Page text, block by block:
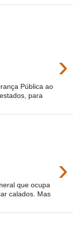
›
Pública ao
para
›
que ocupa
calados. Mas